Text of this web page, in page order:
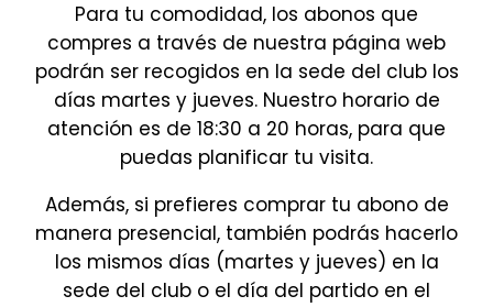
Para tu comodidad, los abonos que
compres a través de nuestra página web
podrán ser recogidos en la sede del club los
días martes y jueves. Nuestro horario de
atención es de 18:30 a 20 horas, para que
puedas planificar tu visita.
Además, si prefieres comprar tu abono de
manera presencial, también podrás hacerlo
los mismos días (martes y jueves) en la
sede del club o el día del partido en el